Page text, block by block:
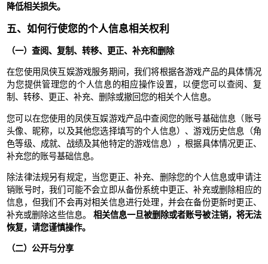
降低相关损失。
五、如何行使您的个人信息相关权利
（一）查阅、复制、转移、更正、补充和删除
在您使用凤侠互娱游戏服务期间，我们将根据各游戏产品的具体情况
为您提供管理您的个人信息的相应操作设置，以便您可以查阅、复
制、转移、更正、补充、删除或撤回您的相关个人信息。
您可以在您使用的凤侠互娱游戏产品中查阅您的账号基础信息（账号
头像、昵称，以及其他您选择填写的个人信息）、游戏历史信息（角
色等级、成就、战绩及其他特定的游戏信息），根据具体情况更正、
补充您的账号基础信息。
除法律法规另有规定，当您更正、补充、删除您的个人信息或申请注
销账号时，我们可能不会立即从备份系统中更正、补充或删除相应的
信息，但我们不会再对相关信息进行处理，并会在备份更新时更正、
补充或删除这些信息。
相关信息一旦被删除或者账号被注销，将无法
恢复，请您谨慎操作。
（二）公开与分享